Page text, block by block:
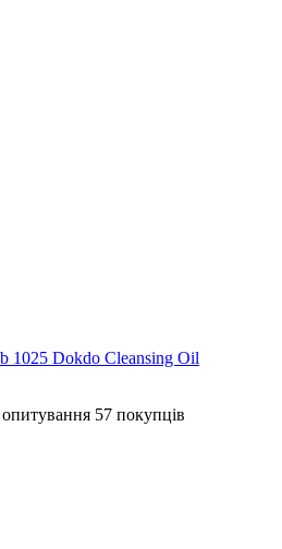
1025 Dokdo Cleansing Oil
опитування 57 покупців